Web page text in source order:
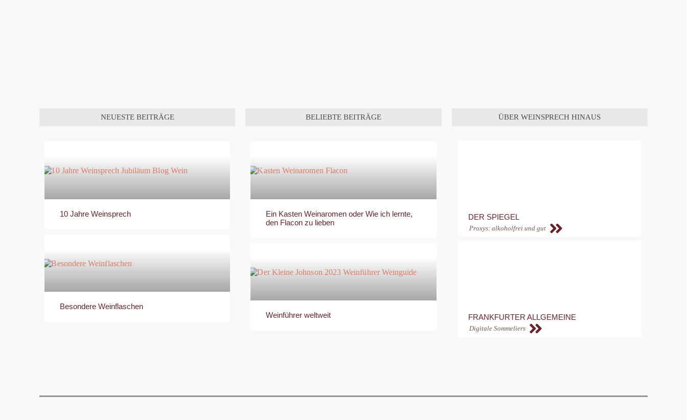
NEUESTE BEITRÄGE
10 Jahre Weinsprech
Besondere Weinflaschen
BELIEBTE BEITRÄGE
Ein Kasten Weinaromen oder Wie ich lernte,
den Flacon zu lieben
Weinführer weltweit
ÜBER WEINSPRECH HINAUS
DER SPIEGEL
Proxys: alkoholfrei und gut
FRANKFURTER ALLGEMEINE
Digitale Sommeliers